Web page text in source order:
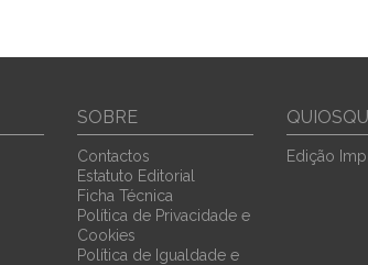
SOBRE
Contactos
Estatuto Editorial
Ficha Técnica
Política de Privacidade e
Cookies
Política de Igualdade e
Edição